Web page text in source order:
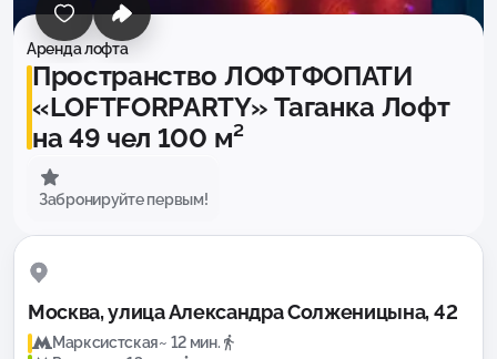
Все фото
Аренда лофта
Пространство ЛОФТФОПАТИ
«LOFTFORPARTY» Таганка Лофт
на 49 чел 100 м²
Забронируйте первым!
Москва, улица Александра Солженицына, 42
Марксистская~ 12 мин.